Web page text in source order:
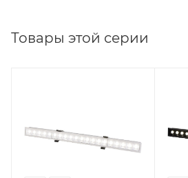
Товары этой серии